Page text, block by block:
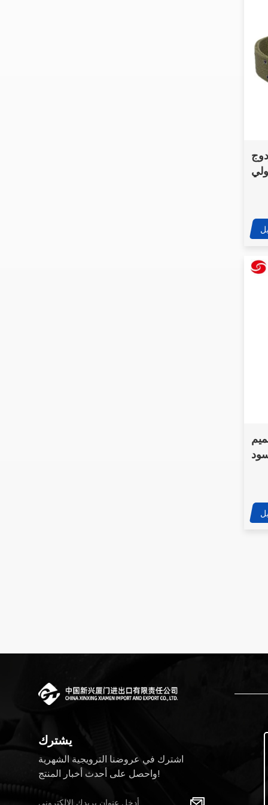
يشترك
اشترك في عروضنا الترويجية الشهرية
واحصل على أحدث أخبار المنتج!